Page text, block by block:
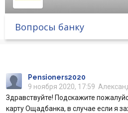
Банк в новостях
Курс валют в банке
Вопросы банку
Pensioners2020
9 ноября 2020, 17:59
Здравствуйте! Подскажите
карту Ощадбанка, в случае если я